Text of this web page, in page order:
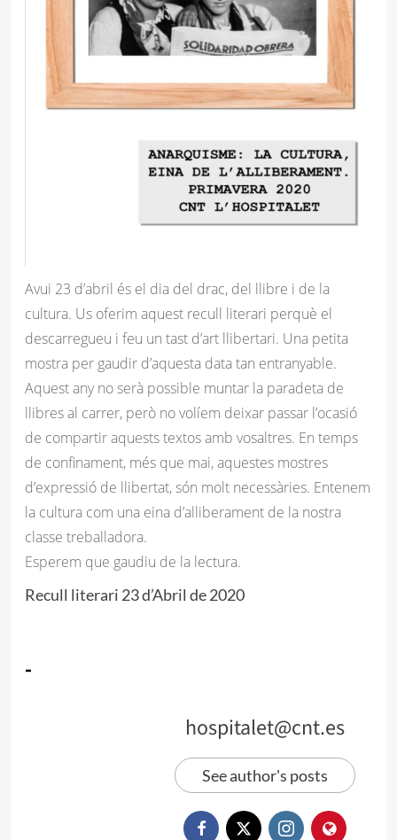
Avui 23 d’abril és el dia del drac, del llibre i de la
cultura. Us oferim aquest recull literari perquè el
descarregueu i feu un tast d’art llibertari. Una petita
mostra per gaudir d’aquesta data tan entranyable.
Aquest any no serà possible muntarla paradeta de
llibres al carrer, perònovolíem deixar passar l’ocasió
de compartir aquests textos amb vosaltres. En temps
de confinament, mésque mai, aquestes mostres
d’expressióde llibertat,són molt necessàries. Entenem
la cultura com una eina d’alliberament de la nostra
classe treballadora.
Esperem que gaudiu de la lectura.
Recull literari 23 d’Abril de 2020
-
hospitalet@cnt.es
See author's posts